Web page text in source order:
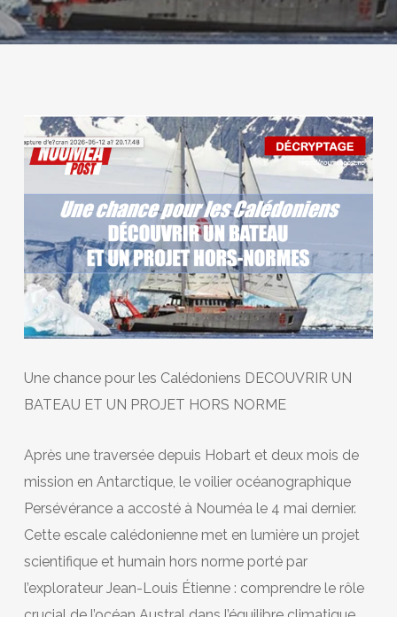
Une chance pour les Calédoniens DECOUVRIR UN
BATEAU ET UN PROJET HORS NORME
Après une traversée depuis Hobart et deux mois de
mission en Antarctique, le voilier océanographique
Persévérance a accosté à Nouméa le 4 mai dernier.
Cette escale calédonienne met en lumière un projet
scientifique et humain hors norme porté par
l’explorateur Jean-Louis Étienne : comprendre le rôle